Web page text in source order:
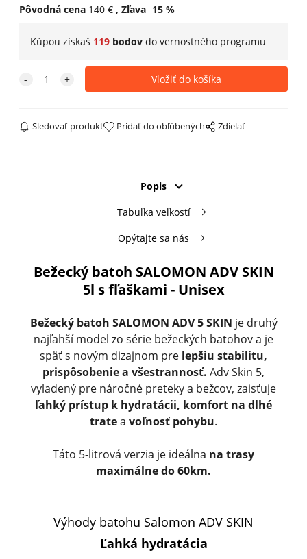
Pôvodná cena 140€ Zľava 15%
Kúpou získaš 119bodovdo vernostného programu
Sledovať produkt Pridať do obľúbených Zdielať
Popis
Tabuľka veľkostí
Opýtajte sa nás
Bežecký batoh SALOMON ADV SKIN
5l s fľaškami - Unisex
Bežecký batoh SALOMON ADV 5 SKIN je druhý
najľahší model zo série bežeckých batohov a je
späť s novým dizajnom pre lepšiu stabilitu,
prispôsobenie a všestrannosť. Adv Skin 5,
vyladený pre náročné preteky a bežcov, zaisťuje
ľahký prístup k hydratácii, komfort na dlhé
tratea voľnosť pohybu.
Táto 5-litrová verzia je ideálna na trasy
maximálne do 60km.
Výhody batohu Salomon ADV SKIN
Ľahká hydratácia